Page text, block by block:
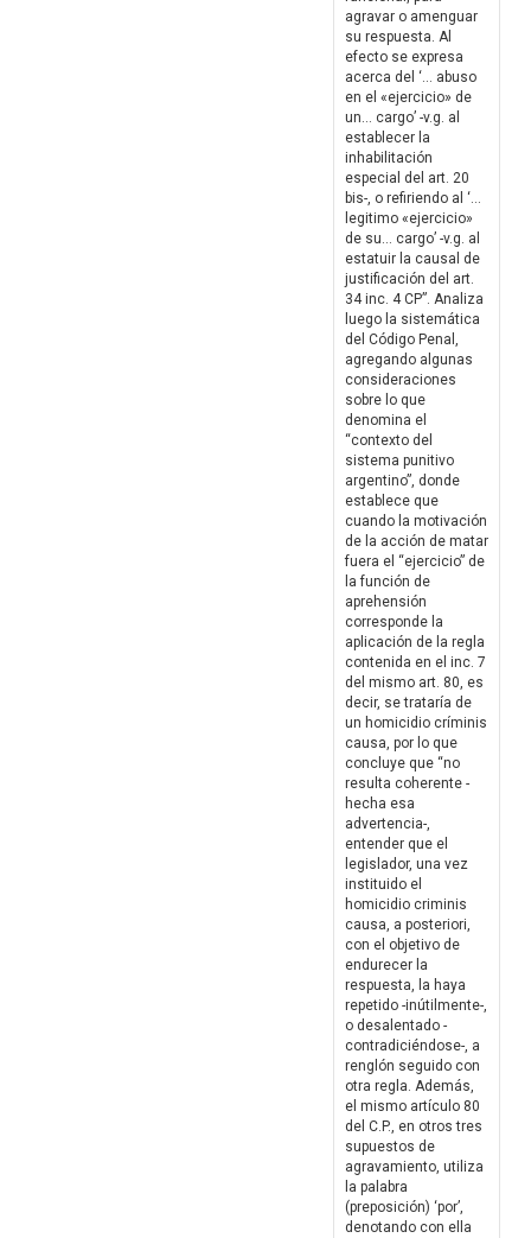
agravar o amenguar
su respuesta. Al
efecto se expresa
acerca del ‘… abuso
en el «ejercicio» de
un… cargo’ -v.g. al
establecer la
inhabilitación
especial del art. 20
bis-, o refiriendo al ‘…
legitimo «ejercicio»
de su… cargo’ -v.g. al
estatuir la causal de
justificación del art.
34 inc. 4 CP”. Analiza
luego la sistemática
del Código Penal,
agregando algunas
consideraciones
sobre lo que
denomina el
“contexto del
sistema punitivo
argentino”, donde
establece que
cuando la motivación
de la acción de matar
fuera el “ejercicio” de
la función de
aprehensión
corresponde la
aplicación de la regla
contenida en el inc. 7
del mismo art. 80, es
decir, se trataría de
un homicidio críminis
causa, por lo que
concluye que “no
resulta coherente -
hecha esa
advertencia-,
entender que el
legislador, una vez
instituido el
homicidio criminis
causa, a posteriori,
con el objetivo de
endurecer la
respuesta, la haya
repetido -inútilmente-,
o desalentado -
contradiciéndose-, a
renglón seguido con
otra regla. Además,
el mismo artículo 80
del C.P., en otros tres
supuestos de
agravamiento, utiliza
la palabra
(preposición) ‘por’,
denotando con ella